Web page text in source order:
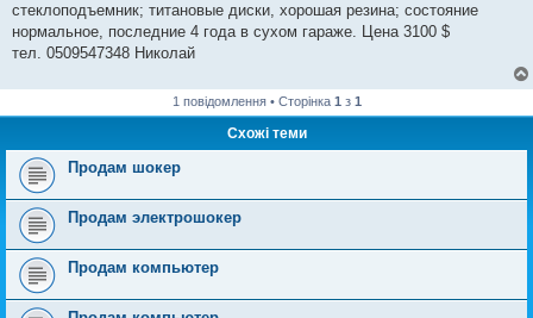
д
о
м
л
я
стеклоподъемник; титановые диски, хорошая резина; состояние
нормальное, последние 4 года в сухом гараже. Цена 3100 $
тел. 0509547348 Николай
1 повідомлення • Сторінка 1 з 1
Схожі теми
Продам шокер
Продам электрошокер
Продам компьютер